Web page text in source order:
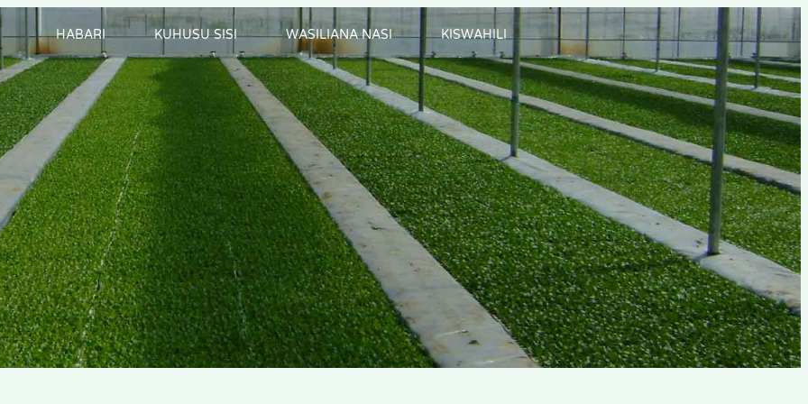
HABARI KUHUSU SISI WASILIANA NASI KISWAHILI